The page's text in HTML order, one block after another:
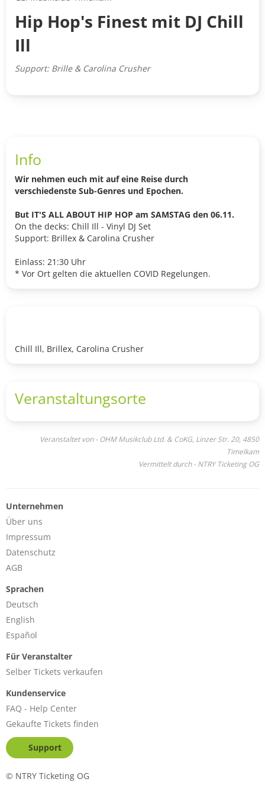
Hip Hop's Finest mit DJ Chill
Ill
Support: Brille & Carolina Crusher
Info
Wir nehmen euch mit auf eine Reise durch
verschiedenste Sub-Genres und Epochen.
But IT'S ALL ABOUT HIP HOP am SAMSTAG den 06.11.
On the decks: Chill Ill - Vinyl DJ Set
Support: Brillex & Carolina Crusher
Einlass: 21:30 Uhr
* Vor Ort gelten die aktuellen COVID Regelungen.
Chill Ill, Brillex, Carolina Crusher
Veranstaltungsorte
Veranstaltet von - OHM Musikclub Ltd. & CoKG, Linzer Str. 20, 4850
Timelkam
Vermittelt durch - NTRY Ticketing OG
Unternehmen
Über uns
Impressum
Datenschutz
AGB
Sprachen
Deutsch
English
Español
Für Veranstalter
Selber Tickets verkaufen
Kundenservice
FAQ - Help Center
Gekaufte Tickets finden
Support
© NTRY Ticketing OG